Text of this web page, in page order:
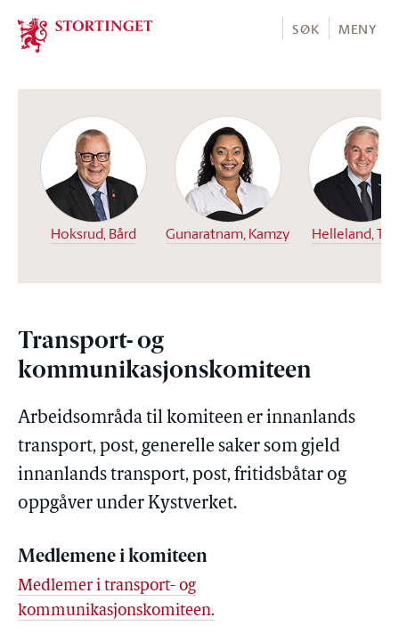
Stortinget.no
SØK MENY
Hoksrud, Bård Gunaratnam, Kamzy Helleland,
Transport- og
kommunikasjonskomiteen
Arbeidsområda til komiteen er innanlands
transport, post, generelle saker som gjeld
innanlands transport, post, fritidsbåtar og
oppgåver under Kystverket.
Medlemene i komiteen
Medlemer i transport- og
kommunikasjonskomiteen.